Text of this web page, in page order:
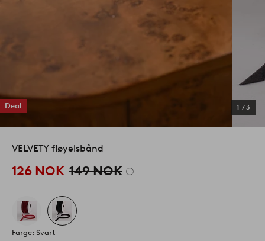
Deal 1 /3
VELVETY fløyelsbånd
126 NOK 149 NOK
Farge: Svart